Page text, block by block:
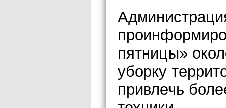
пятницы»
уборку
привлечь